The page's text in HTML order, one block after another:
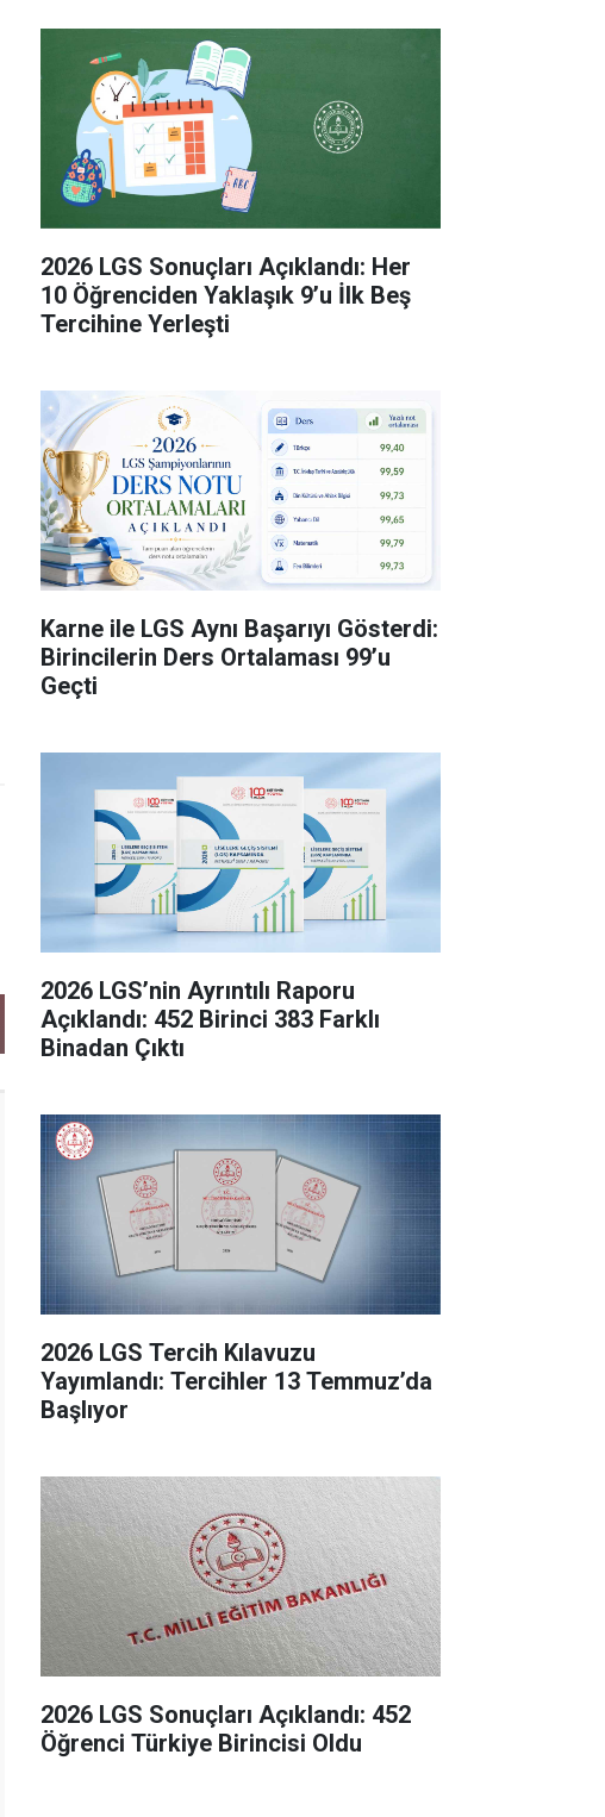
2026 LGS Sonuçları Açıklandı: Her
10 Öğrenciden Yaklaşık 9’u İlk Beş
Tercihine Yerleşti
Karne ile LGS Aynı Başarıyı Gösterdi:
Birincilerin Ders Ortalaması 99’u
Geçti
2026 LGS’nin Ayrıntılı Raporu
Açıklandı: 452 Birinci 383 Farklı
Binadan Çıktı
2026 LGS Tercih Kılavuzu
Yayımlandı: Tercihler 13 Temmuz’da
Başlıyor
2026 LGS Sonuçları Açıklandı: 452
Öğrenci Türkiye Birincisi Oldu